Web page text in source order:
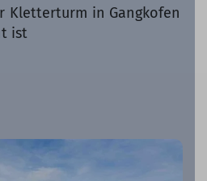
Kletterturm in Gangkofen
ist